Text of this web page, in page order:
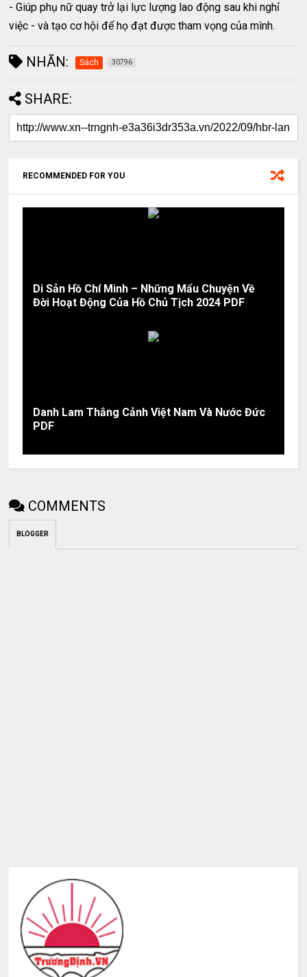
- Giúp phụ nữ quay trở lại lực lượng lao động sau khi nghỉ
việc - và tạo cơ hội để họ đạt được tham vọng của mình.
NHÃN: Sách 30796
SHARE:
RECOMMENDED FOR YOU
Di Sản Hồ Chí Minh – Những Mẩu Chuyện Về
Đời Hoạt Động Của Hồ Chủ Tịch 2024 PDF
Danh Lam Thắng Cảnh Việt Nam Và Nước Đức
PDF
COMMENTS
BLOGGER